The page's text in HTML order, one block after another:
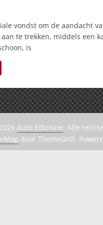
vondst om de aandacht
te trekken, middels een
is
Auto Edizione. Alle
door ThemeGrill.